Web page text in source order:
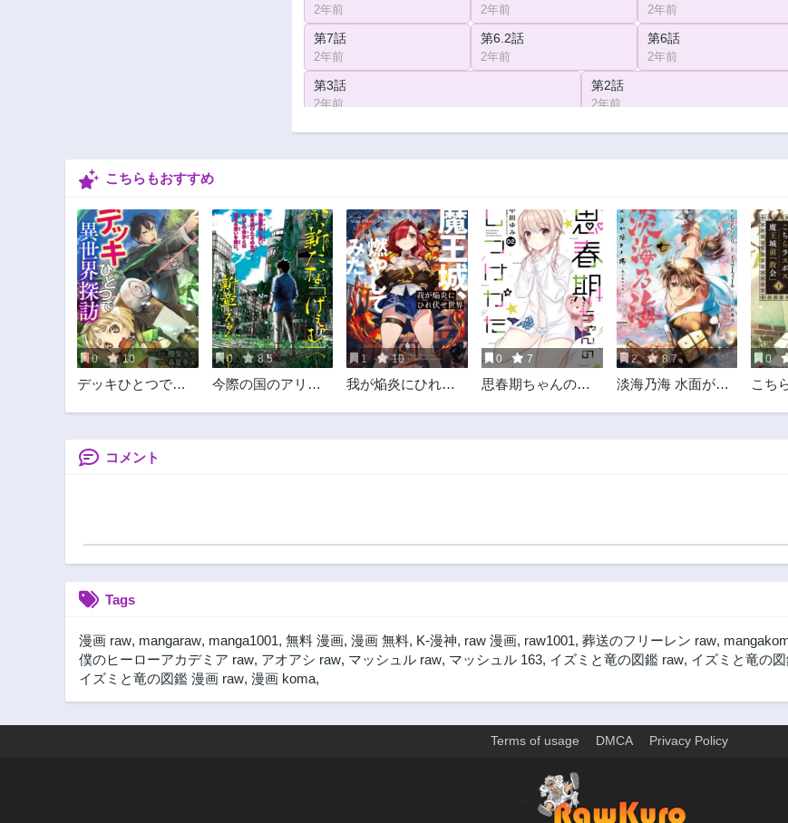
2年前 2年前 2年前
第7話
2年前
第6.2話
2年前
第6話
2年前
第3話
2年前
第2話
2年前
こちらもおすすめ
0 10
デッキひとつで異
0 8.5
今際の国のアリス
1 10
我が焔炎にひれ伏
0 7
思春期ちゃんのし
2 8.7
淡海乃海 水面が揺
0
こち
コメント
Tags
漫画 raw, mangaraw, manga1001, 無料 漫画, 漫画 無料, K-漫神, raw 漫画, raw1001, 葬送のフリーレン raw,
僕のヒーローアカデミア raw, アオアシ raw, マッシュル raw, マッシュル 163, イズミと竜の図鑑 raw, イズミと竜の
イズミと竜の図鑑 漫画 raw, 漫画 koma,
Terms of usage DMCA Privacy Policy